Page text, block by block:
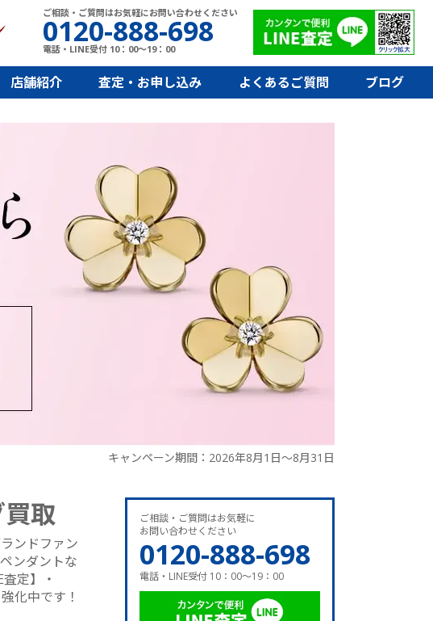
ご相談・ご質問はお気軽にお問い合わせください
0120-888-698
電話・LINE受付 10：00～19：00
店舗紹介 査定・お申し込み よくあるご質問 ブログ
キャンペーン期間：2026年8月1日～8月31日
取
ンドファン
ンダントな
定】・
化中です！
ご相談・ご質問はお気軽に
お問い合わせください
0120-888-698
電話・LINE受付 10：00～19：00